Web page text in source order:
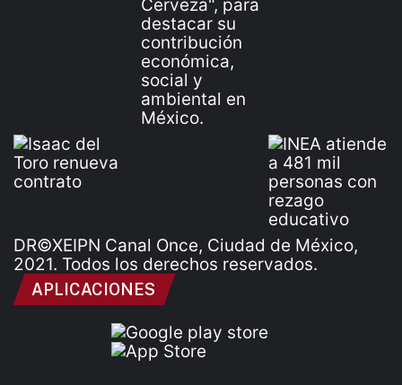
DR©XEIPN Canal Once, Ciudad de México,
2021. Todos los derechos reservados.
APLICACIONES